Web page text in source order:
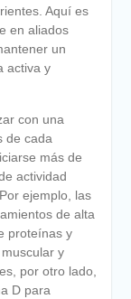
Aquí es
en aliados
un
activa y
con una
de cada
más de
actividad
ejemplo, las
de alta
proteínas y
y
por otro lado,
D para